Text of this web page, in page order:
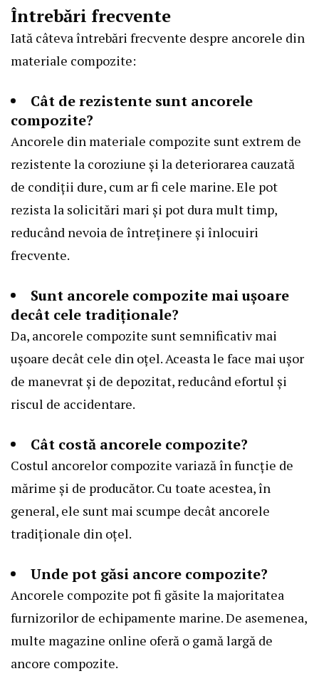
Întrebări frecvente
Iată câteva întrebări frecvente despre ancorele din
materiale compozite:
Cât de rezistente sunt ancorele
compozite?
Ancorele din materiale compozite sunt extrem de
rezistente la coroziune și la deteriorarea cauzată
de condiții dure, cum ar fi cele marine. Ele pot
rezista la solicitări mari și pot dura mult timp,
reducând nevoia de întreținere și înlocuiri
frecvente.
Sunt ancorele compozite mai ușoare
decât cele tradiționale?
Da, ancorele compozite sunt semnificativ mai
ușoare decât cele din oțel. Aceasta le face mai ușor
de manevrat și de depozitat, reducând efortul și
riscul de accidentare.
Cât costă ancorele compozite?
Costul ancorelor compozite variază în funcție de
mărime și de producător. Cu toate acestea, în
general, ele sunt mai scumpe decât ancorele
tradiționale din oțel.
Unde pot găsi ancore compozite?
Ancorele compozite pot fi găsite la majoritatea
furnizorilor de echipamente marine. De asemenea,
multe magazine online oferă o gamă largă de
ancore compozite.